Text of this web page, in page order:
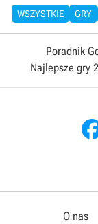
WSZYSTKIE GRY
Poradnik
Najlepsze gry
O nas